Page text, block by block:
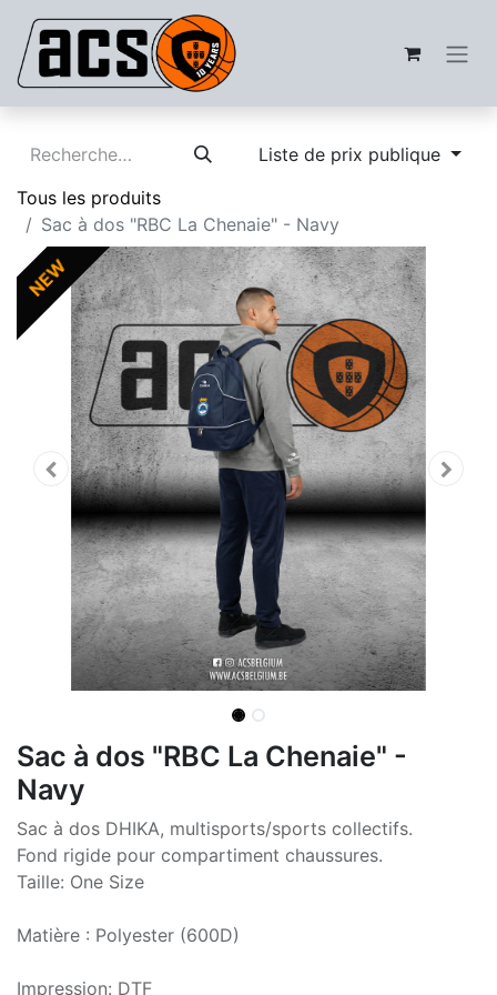
Liste de prix publique
Tous les produits
Sac à dos "RBC La Chenaie" - Navy
NEW
Sac à dos "RBC La Chenaie" -
Navy
Sac à dos DHIKA, multisports/sports collectifs.
Fond rigide pour compartiment chaussures.
Taille: One Size
Matière : Polyester (600D)
Impression: DTF